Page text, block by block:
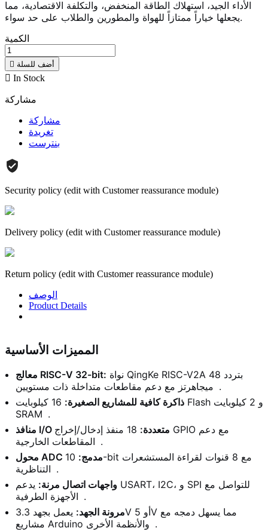
الأداء الجيد، استهلاك الطاقة المنخفض، والتكلفة الاقتصادية، مما
يجعلها خياراً ممتازاً للهواة والمطورين والطلاب على حد سواء.
الكمية
 أضف للسلة
 In Stock
مشاركة
مشاركة
تغريدة
بنترست
Security policy (edit with Customer reassurance module)
Delivery policy (edit with Customer reassurance module)
Return policy (edit with Customer reassurance module)
الوصف
Product Details
المميزات الأساسية
معالج RISC-V 32-bit:
.
ذاكرة كافية للمشاريع الصغيرة:
16 كيلوبايت Flash و 2 كيلوبايت
SRAM .
منافذ I/O متعددة:
18 منفذ إدخال/إخراج GPIO مع دعم
.
محول ADC مدمج: 10-bit مع 8 قنوات لقراءة المستشعرات
.
واجهات اتصال مرنة: يدعم USART، I2C، و SPI للتواصل مع
.
مرونة الجهد:
يعمل بجهد 3.3V أو 5V مما يسهل دمجه مع
.